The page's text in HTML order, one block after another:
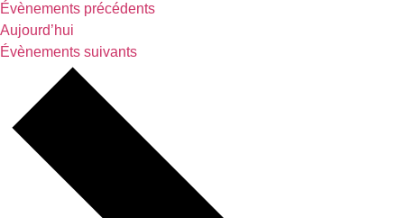
Évènements précédents
Aujourd’hui
Évènements suivants